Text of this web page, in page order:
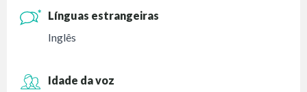
Línguas estrangeiras
Inglês
Idade da voz